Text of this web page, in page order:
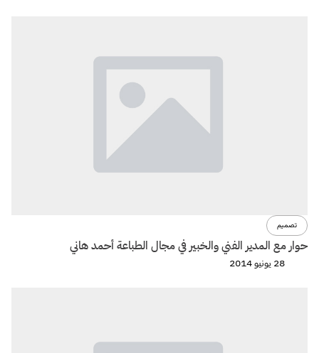
تصميم
حوار مع المدير الفني والخبير في مجال الطباعة أحمد هاني
28 يونيو 2014